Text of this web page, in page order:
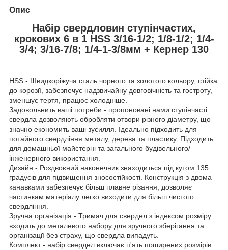
Опис
Набір свердловин ступінчастих,
крокових 6 в 1 HSS 3/16-1/2; 1/8-1/2; 1/4-
3/4; 3/16-7/8; 1/4-1-3/8мм + Кернер 130
HSS - Швидкоріжуча сталь чорного та золотого кольору, стійка
до корозії, забезпечує надзвичайну довговічність та гостроту,
зменшує тертя, працює холодніше.
Задовольнить ваші потреби - пропоновані нами ступінчасті
свердла дозволяють обробляти отвори різного діаметру, що
значно економить ваші зусилля. Ідеально підходить для
потайного свердління металу, дерева та пластику. Підходить
для домашньої майстерні та загального будівельного/
інженерного використання.
Дизайн - Роздвоєний наконечник знаходиться під кутом 135
градусів для підвищення зносостійкості. Конструкція з двома
канавками забезпечує більш плавне різання, дозволяє
частинкам матеріалу легко виходити для більш чистого
свердління.
Зручна організація - Тримач для свердел з індексом розміру
входить до металевого набору для зручного зберігання та
організації без страху, що свердла випадуть.
Комплект - набір свердел включає п'ять поширених розмірів